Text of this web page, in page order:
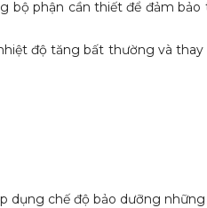
bộ phận cần thiết để đảm bảo
độ tăng bất thường và thay
dụng chế độ bảo dưỡng